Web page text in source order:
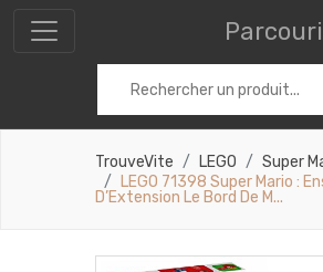
TrouveVite LEGO
Super
LEGO 71398 Super Mario :
D’Extension Le Bord De M...